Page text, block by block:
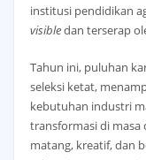
institusi pendidikan
visibledan terserap
Tahun ini, puluhan
seleksi ketat,
kebutuhan industri
transformasi di masa
matang, kreatif, dan